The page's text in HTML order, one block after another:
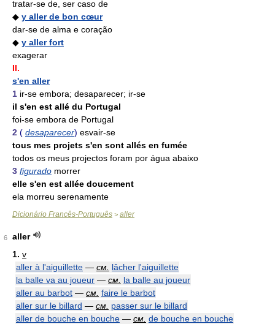
tratar-se de, ser caso de
◆ y aller de bon cœur
dar-se de alma e coração
◆ y aller fort
exagerar
II.
s'en aller
1 ir-se embora; desaparecer; ir-se
il s'en est allé du Portugal
foi-se embora de Portugal
2 ( desaparecer) esvair-se
tous mes projets s'en sont allés en fumée
todos os meus projectos foram por água abaixo
3 figurado morrer
elle s'en est allée doucement
ela morreu serenamente
Dicionário Francês-Português > aller
6
aller
1. v
aller à l'aiguillette — см. lâcher l'aiguillette
la balle va au joueur — см. la balle au joueur
aller au barbot — см. faire le barbot
aller sur le billard — см. passer sur le billard
aller de bouche en bouche — см. de bouche en bouche